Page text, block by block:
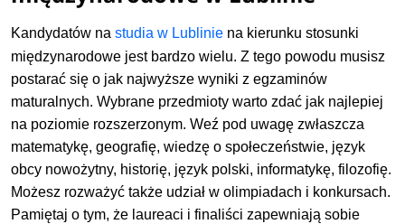
Kandydatów nastudiaw Lublinie na kierunku stosunki
międzynarodowe jest bardzo wielu. Z tego powodu musisz
postarać się o jak najwyższe wyniki z egzaminów
maturalnych. Wybrane przedmioty warto zdać jak najlepiej
na poziomie rozszerzonym. Weź pod uwagę zwłaszcza
matematykę, geografię, wiedzę o społeczeństwie, język
obcy nowożytny, historię, język polski, informatykę, filozofię.
Możesz rozważyć także udział w olimpiadach i konkursach.
Pamiętaj o tym, że laureaci i finaliści zapewniają sobie